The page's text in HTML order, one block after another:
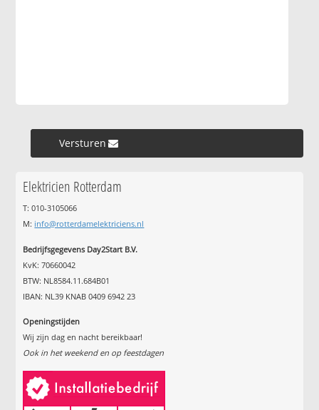
Versturen »
Elektricien Rotterdam
T: 010-3105066
M: info@rotterdamelektriciens.nl
Bedrijfsgegevens Day2Start B.V.
KvK: 70660042
BTW: NL8584.11.684B01
IBAN: NL39 KNAB 0409 6942 23
Openingstijden
Wij zijn dag en nacht bereikbaar!
Ook in het weekend en op feestdagen